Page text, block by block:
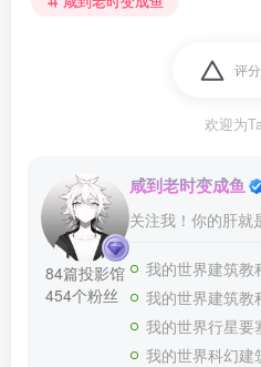
评分
欢迎为
84篇投影馆
454个粉丝
咸到老时变成鱼
关注我！你的肝就
我的世界建筑教程：初始生存贸易
我的世界建筑教程：星际人族全建
我的世界行星要
我的世界科幻建筑教程：揭秘！